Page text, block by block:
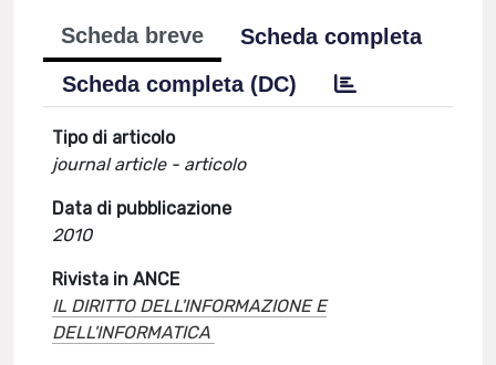
Scheda breve
Scheda completa
Scheda completa (DC)
Tipo di articolo
journal article - articolo
Data di pubblicazione
2010
Rivista in ANCE
IL DIRITTO DELL'INFORMAZIONE E
DELL'INFORMATICA